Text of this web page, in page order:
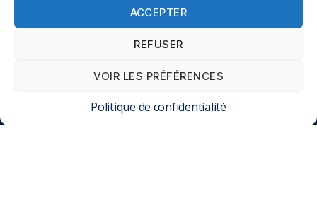
ACCEPTER
REFUSER
VOIR LES PRÉFÉRENCES
Politique de confidentialité
LIENS UTILES